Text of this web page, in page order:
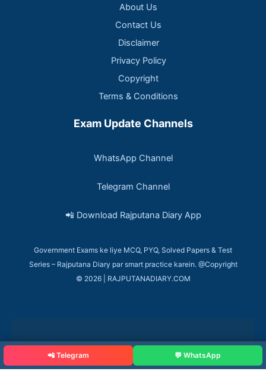
About Us
Contact Us
Disclaimer
Privacy Policy
Copyright
Terms & Conditions
Exam Update Channels
WhatsApp Channel
Telegram Channel
📲 Download Rajputana Diary App
Government Exams ke liye MCQ, PYQ, Solved Papers & Test
Series – Rajputana Diary par smart practice karein. @Copyright
© 2026 | RAJPUTANADIARY.COM
📲 Telegram 💬 WhatsApp